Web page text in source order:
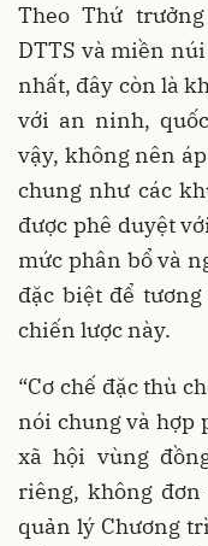
Theo Thứ
DTTS và miền
nhất, đây còn là
với an ninh,
vậy, không nên
chung như các
được phê duyệt
mức phân bổ và
đặc biệt để
chiến lược này.
“Cơ chế đặc thù
nói chung và hợp
xã hội vùng
riêng, không
quản lý Chương